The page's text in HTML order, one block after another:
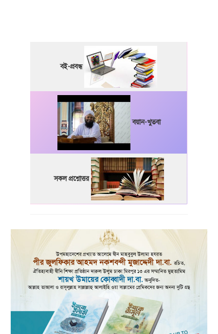
বই-প্রবন্ধ
বয়ান-খুতবা
সকল প্রশ্নোত্তর